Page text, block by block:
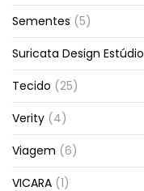
Sementes (5)
Suricata Design Estúdio
Tecido (25)
Verity (4)
Viagem (6)
VICARA (1)